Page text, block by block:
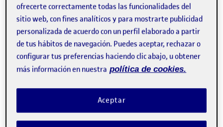
ofrecerte correctamente todas las funcionalidades del
sitio web, con fines analíticos y para mostrarte publicidad
personalizada de acuerdo con un perfil elaborado a partir
de tus hábitos de navegación. Puedes aceptar, rechazar o
configurar tus preferencias haciendo clic abajo, u obtener
más información en nuestra política de cookies.
Aceptar